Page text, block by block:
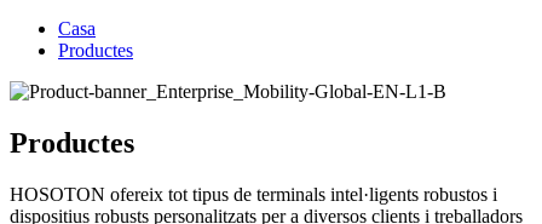
Casa
Productes
Productes
HOSOTON ofereix tot tipus de terminals intel·ligents robustos i
dispositius robusts personalitzats per a diversos clients i treballadors